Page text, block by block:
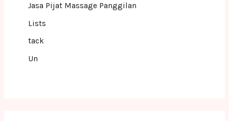
Jasa Pijat Massage Panggilan
Lists
tack
Un